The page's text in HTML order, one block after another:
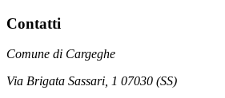
Contatti
Comune di Cargeghe
Via Brigata Sassari, 1 07030 (SS)